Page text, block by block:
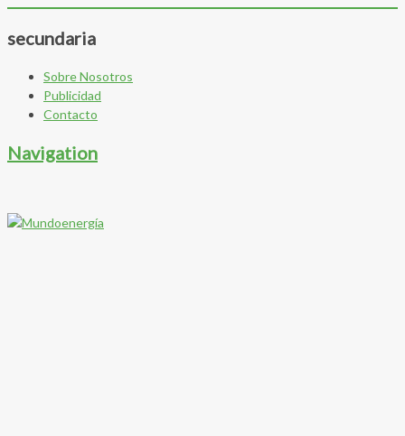
secundaria
Sobre Nosotros
Publicidad
Contacto
Navigation